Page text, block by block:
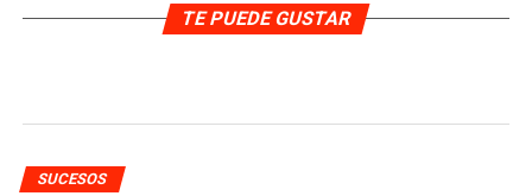
TE PUEDE GUSTAR
SUCESOS